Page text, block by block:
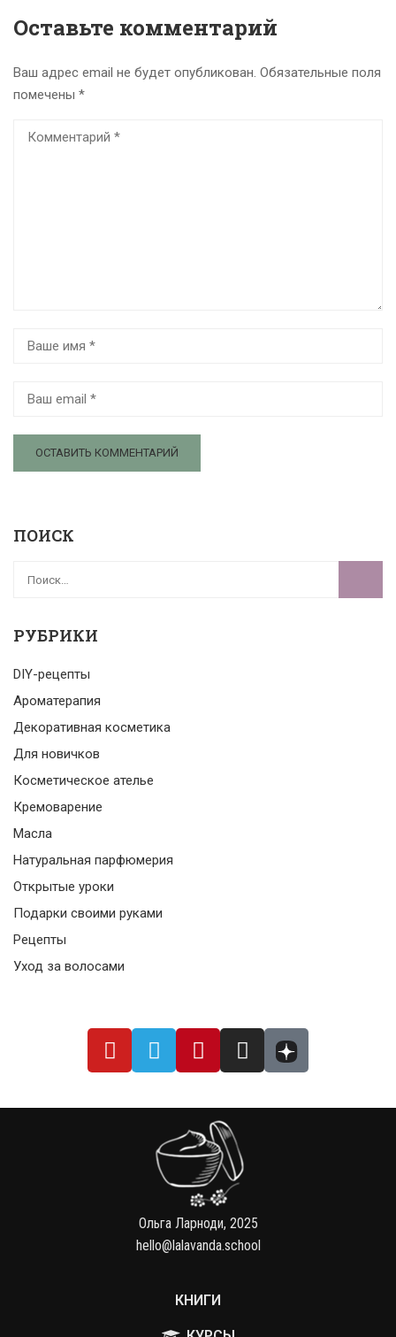
Оставьте комментарий
Ваш адрес email не будет опубликован. Обязательные поля
помечены *
ПОИСК
РУБРИКИ
DIY-рецепты
Ароматерапия
Декоративная косметика
Для новичков
Косметическое ателье
Кремоварение
Масла
Натуральная парфюмерия
Открытые уроки
Подарки своими руками
Рецепты
Уход за волосами
Ольга Ларноди, 2025
hello@lalavanda.school
КНИГИ